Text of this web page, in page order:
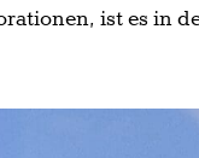
ist es in